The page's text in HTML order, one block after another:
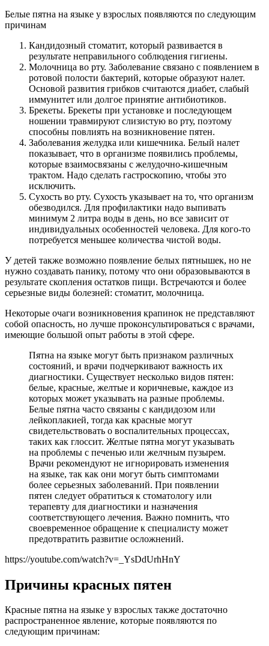
Белые пятна на языке у взрослых появляются по следующим
причинам
Кандидозный стоматит, который развивается в
результате неправильного соблюдения гигиены.
Молочница во рту. Заболевание связано с появлением в
ротовой полости бактерий, которые образуют налет.
Основой развития грибков считаются диабет, слабый
иммунитет или долгое принятие антибиотиков.
Брекеты. Брекеты при установке и последующем
ношении травмируют слизистую во рту, поэтому
способны повлиять на возникновение пятен.
Заболевания желудка или кишечника. Белый налет
показывает, что в организме появились проблемы,
которые взаимосвязаны с желудочно-кишечным
трактом. Надо сделать гастроскопию, чтобы это
исключить.
Сухость во рту. Сухость указывает на то, что организм
обезводился. Для профилактики надо выпивать
минимум 2 литра воды в день, но все зависит от
индивидуальных особенностей человека. Для кого-то
потребуется меньшее количества чистой воды.
У детей также возможно появление белых пятнышек, но не
нужно создавать панику, потому что они образовываются в
результате скопления остатков пищи. Встречаются и более
серьезные виды болезней: стоматит, молочница.
Некоторые очаги возникновения крапинок не представляют
собой опасность, но лучше проконсультироваться с врачами,
имеющие большой опыт работы в этой сфере.
Пятна на языке могут быть признаком различных
состояний, и врачи подчеркивают важность их
диагностики. Существует несколько видов пятен:
белые, красные, желтые и коричневые, каждое из
которых может указывать на разные проблемы.
Белые пятна часто связаны с кандидозом или
лейкоплакией, тогда как красные могут
свидетельствовать о воспалительных процессах,
таких как глоссит. Желтые пятна могут указывать
на проблемы с печенью или желчным пузырем.
Врачи рекомендуют не игнорировать изменения
на языке, так как они могут быть симптомами
более серьезных заболеваний. При появлении
пятен следует обратиться к стоматологу или
терапевту для диагностики и назначения
соответствующего лечения. Важно помнить, что
своевременное обращение к специалисту может
предотвратить развитие осложнений.
https://youtube.com/watch?v=_YsDdUrhHnY
Причины красных пятен
Красные пятна на языке у взрослых также достаточно
распространенное явление, которые появляются по
следующим причинам: